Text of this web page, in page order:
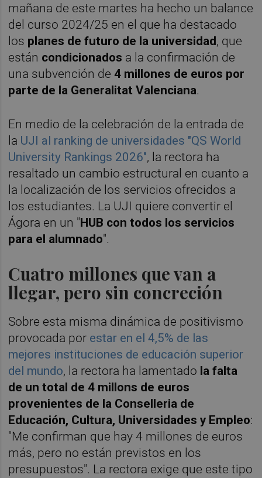
mañana de este martes ha hecho un balance
del curso 2024/25 en el que ha destacado
los planes de futuro de la universidad, que
están condicionados a la confirmación de
una subvención de 4 millones de euros por
parte de la Generalitat Valenciana.
En medio de la celebración de la entrada de
la UJI al ranking de universidades "QS World
University Rankings 2026", la rectora ha
resaltado un cambio estructural en cuanto a
la localización de los servicios ofrecidos a
los estudiantes. La UJI quiere convertir el
Ágora en un "HUB con todos los servicios
para el alumnado".
Cuatro millones que van a
llegar, pero sin concreción
Sobre esta misma dinámica de positivismo
provocada por estar en el 4,5% de las
mejores instituciones de educación superior
del mundo, la rectora ha lamentado la falta
de un total de 4 millons de euros
provenientes de la Conselleria de
Educación, Cultura, Universidades y Empleo:
"Me confirman que hay 4 millones de euros
más, pero no están previstos en los
presupuestos". La rectora exige que este tipo